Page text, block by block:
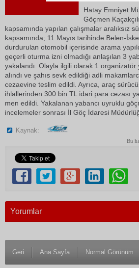
Hatay Emniyet
Göçmen
kapsamında yapılan çalışmalar aralıksız
kapsamında; 11 Mayıs tarihinde Belen-
durdurulan otomobil içerisinde arama
geçerli oturma izni olmadığı anlaşılan 3
yakalandı. Olayla ilgili olarak 1 organizatör
alındı ve şahıs sevk edildiği adli
cezaevine teslim edildi. Ayrıca, araç
ihlallerinden 300 bin TL idari para cezası
men edildi. Yakalanan yabancı uyruklu
incelemeler sonrası İl Göç İdaresi
Kaynak:
Bu
Yorumlar
Geri Ana Sayfa Normal Görünüm